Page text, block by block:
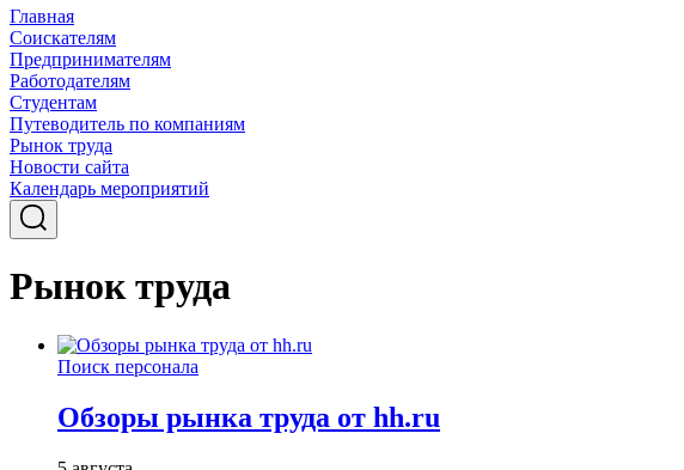
Главная
Соискателям
Предпринимателям
Работодателям
Студентам
Путеводитель по компаниям
Рынок труда
Новости сайта
Календарь мероприятий
Рынок труда
Поиск персонала
Обзоры рынка труда от hh.ru